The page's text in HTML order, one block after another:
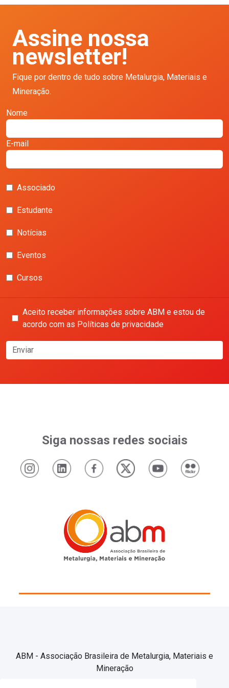
Assine nossa
newsletter!
Fique por dentro de tudo sobre Metalurgia, Materiais e
Mineração.
Nome
E-mail
Associado
Estudante
Notícias
Eventos
Cursos
Aceito receber informações sobre ABM e estou de
acordo com as Políticas de privacidade
Enviar
Siga nossas redes sociais
ABM - Associação Brasileira de Metalurgia, Materiais e
Mineração